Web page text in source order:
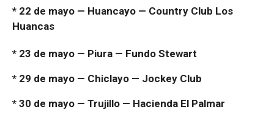
* 22 de mayo — Huancayo — Country Club Los
Huancas
* 23 de mayo — Piura — Fundo Stewart
* 29 de mayo — Chiclayo — Jockey Club
* 30 de mayo — Trujillo — Hacienda El Palmar